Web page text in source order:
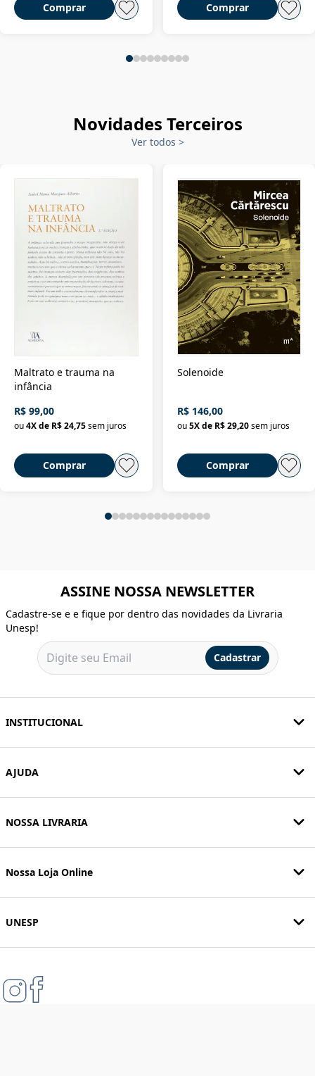
Comprar Comprar
Novidades Terceiros
Ver todos >
Maltrato e trauma na
infância
R$ 99,00
ou4X de R$ 24,75sem juros
Comprar
Solenoide
R$ 146,00
ou 5X de R$ 29,20 sem juros
Comprar
ASSINE NOSSA NEWSLETTER
Cadastre-se e e fique por dentro das novidades da Livraria
Unesp!
Cadastrar
INSTITUCIONAL
AJUDA
NOSSA LIVRARIA
Nossa Loja Online
UNESP